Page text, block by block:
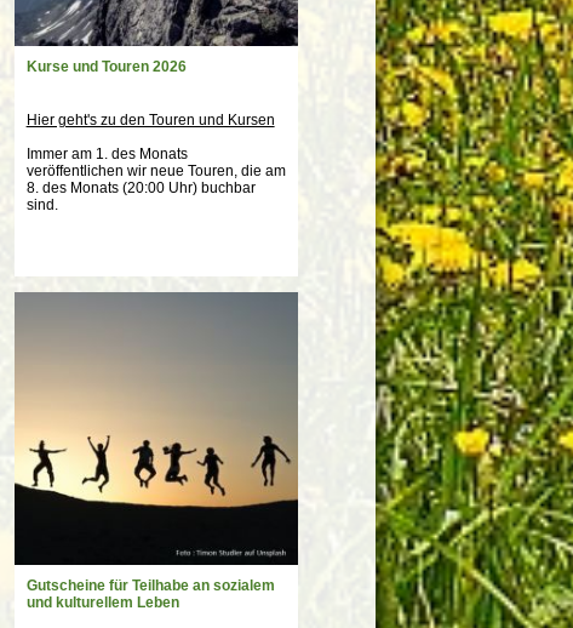
Kurse und Touren 2026
Hier geht's zu den Touren und Kursen
Immer am 1. des Monats
veröffentlichen wir neue Touren, die am
8. des Monats (20:00 Uhr) buchbar
sind.
Gutscheine für Teilhabe an sozialem
und kulturellem Leben